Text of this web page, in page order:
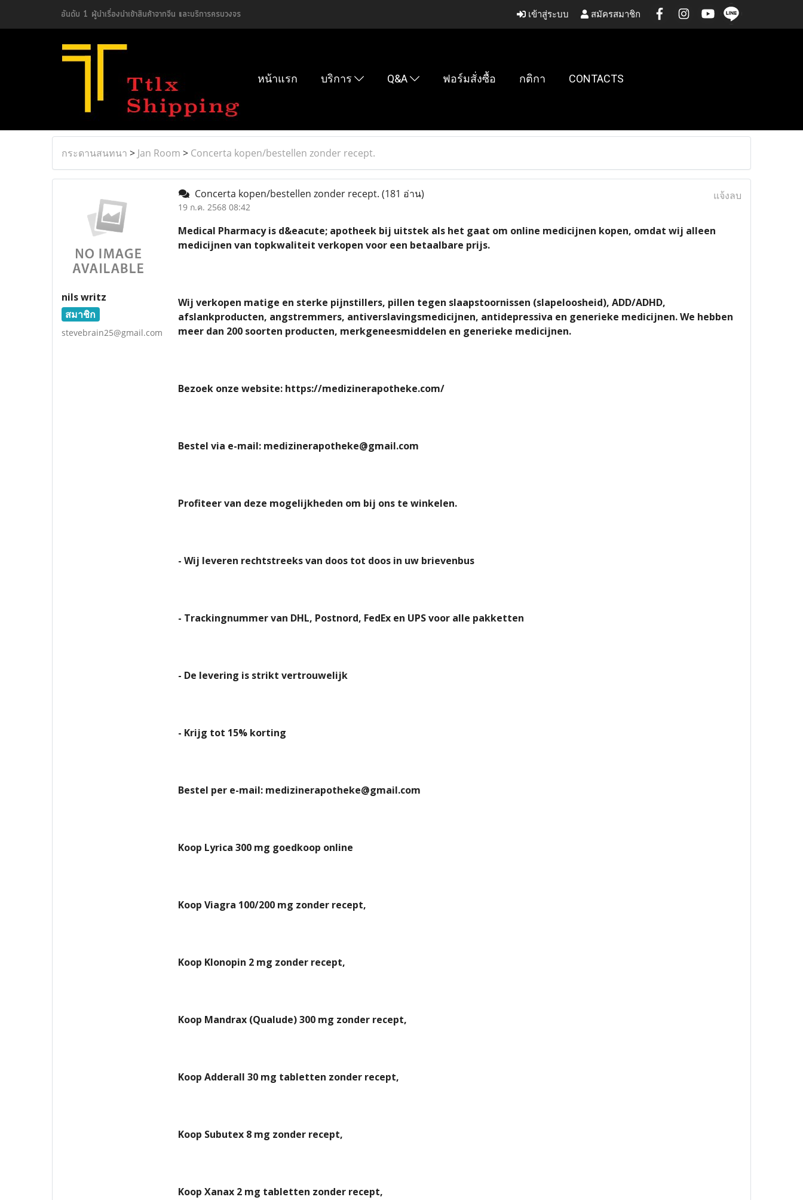
อันดับ 1 ผู้นำเรื่องนำเข้าสินค้าจากจีน และบริการครบวงจร เข้าสู่ระบบ สมัครสมาชิก
หน้าแรก บริการ Q&A ฟอร์มสั่งซื้อ กติกา CONTACTS
กระดานสนทนา > Jan Room > Concerta kopen/bestellen zonder recept.
nils writz
สมาชิก
stevebrain25@gmail.com
Concerta kopen/bestellen zonder recept. (181 อ่าน)
19 ก.ค. 2568 08:42
แจ้งลบ
Medical Pharmacy is d&eacute; apotheek bij uitstek als het gaat om online medicijnen kopen, omdat wij alleen
medicijnen van topkwaliteit verkopen voor een betaalbare prijs.
Wij verkopen matige en sterke pijnstillers, pillen tegen slaapstoornissen (slapeloosheid), ADD/ADHD,
afslankproducten, angstremmers, antiverslavingsmedicijnen, antidepressiva en generieke medicijnen. We hebben
meer dan 200 soorten producten, merkgeneesmiddelen en generieke medicijnen.
Bezoek onze website: https://medizinerapotheke.com/
Bestel via e-mail: medizinerapotheke@gmail.com
Profiteer van deze mogelijkheden om bij ons te winkelen.
- Wij leveren rechtstreeks van doos tot doos in uw brievenbus
- Trackingnummer van DHL, Postnord, FedEx en UPS voor alle pakketten
- De levering is strikt vertrouwelijk
- Krijg tot 15% korting
Bestel per e-mail: medizinerapotheke@gmail.com
Koop Lyrica 300 mg goedkoop online
Koop Viagra 100/200 mg zonder recept,
Koop Klonopin 2 mg zonder recept,
Koop Mandrax (Qualude) 300 mg zonder recept,
Koop Adderall 30 mg tabletten zonder recept,
Koop Subutex 8 mg zonder recept,
Koop Xanax 2 mg tabletten zonder recept,